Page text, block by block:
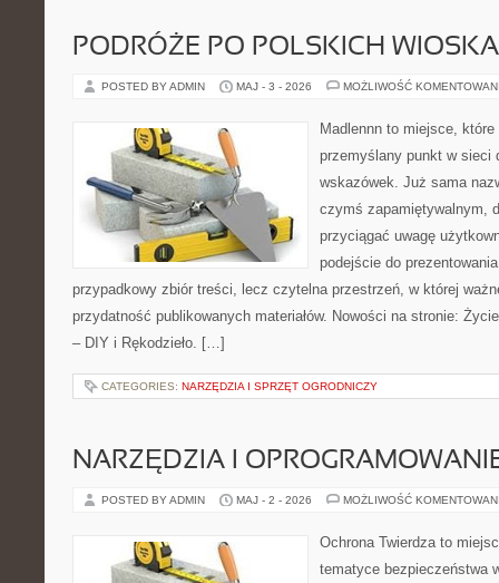
PODRÓŻE PO POLSKICH
POSTED BY ADMIN MAJ - 3 - 2026 MOŻLIWOŚĆ
Madlennn to miejsce,
przemyślany punkt w sieci
wskazówek. Już sama
czymś zapamiętywalnym,
przyciągać uwagę
podejście do
przypadkowy zbiór treści, lecz czytelna przestrzeń, w której
przydatność publikowanych materiałów. Nowości na stronie:
– DIY i Rękodzieło. […]
CATEGORIES: NARZĘDZIA I SPRZĘT OGRODNICZY
NARZĘDZIA I
POSTED BY ADMIN MAJ - 2 - 2026 MOŻLIWOŚĆ
Ochrona Twierdza to
tematyce bezpieczeństwa